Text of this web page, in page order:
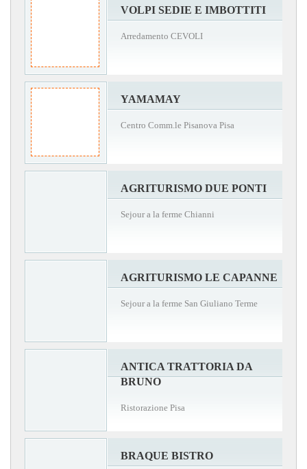
VOLPI SEDIE E IMBOTTITI
Arredamento CEVOLI
YAMAMAY
Centro Comm.le Pisanova Pisa
AGRITURISMO DUE PONTI
Sejour a la ferme Chianni
AGRITURISMO LE CAPANNE
Sejour a la ferme San Giuliano Terme
ANTICA TRATTORIA DA
BRUNO
Ristorazione Pisa
BRAQUE BISTRO